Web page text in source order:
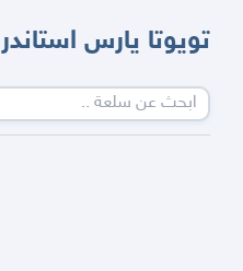
تويوتا يارس استاندر 2026